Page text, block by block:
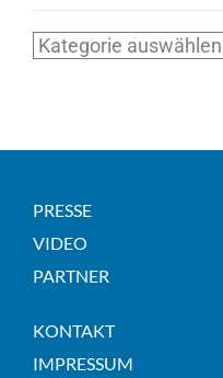
Kategorien
PRESSE
VIDEO
PARTNER
KONTAKT
IMPRESSUM